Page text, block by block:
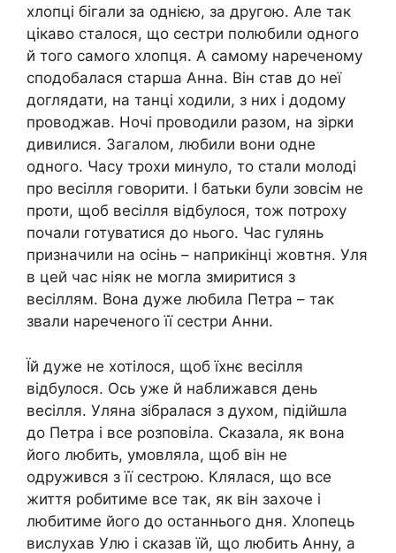
хлопці бігали за однією, за другою. Але так
цікаво сталося, що сестри полюбили одного
й того самого хлопця. А самому нареченому
сподобалася старша Анна. Він став до неї
доглядати, на танці ходили, з них і додому
проводжав. Ночі проводили разом, на зірки
дивилися. Загалом, любили вони одне
одного. Часу трохи минуло, то стали молоді
про весілля говорити. І батьки були зовсім не
проти, щоб весілля відбулося, тож потроху
почали готуватися до нього. Час гулянь
призначили на осінь – наприкінці жовтня. Уля
в цей час ніяк не могла змиритися з
весіллям. Вона дуже любила Петра – так
звали нареченого її сестри Анни.
Їй дуже не хотілося, щоб їхнє весілля
відбулося. Ось уже й наближався день
весілля. Уляна зібралася з духом, підійшла
до Петра і все розповіла. Сказала, як вона
його любить, умовляла, щоб він не
одружився з її сестрою. Клялася, що все
життя робитиме все так, як він захоче і
любитиме його до останнього дня. Хлопець
вислухав Улю і сказав їй, що любить Анну, а